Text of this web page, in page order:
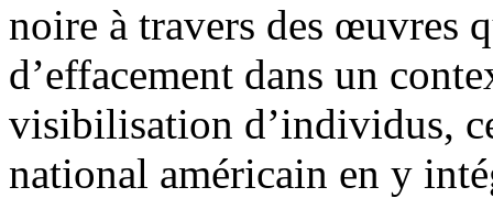
noire à travers des œuvres
d’effacement dans un
visibilisation d’individus,
national américain en y